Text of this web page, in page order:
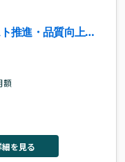
推進・品質向上案
額
細を見る